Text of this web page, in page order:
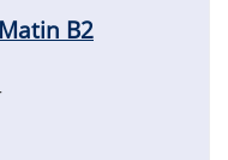
B2